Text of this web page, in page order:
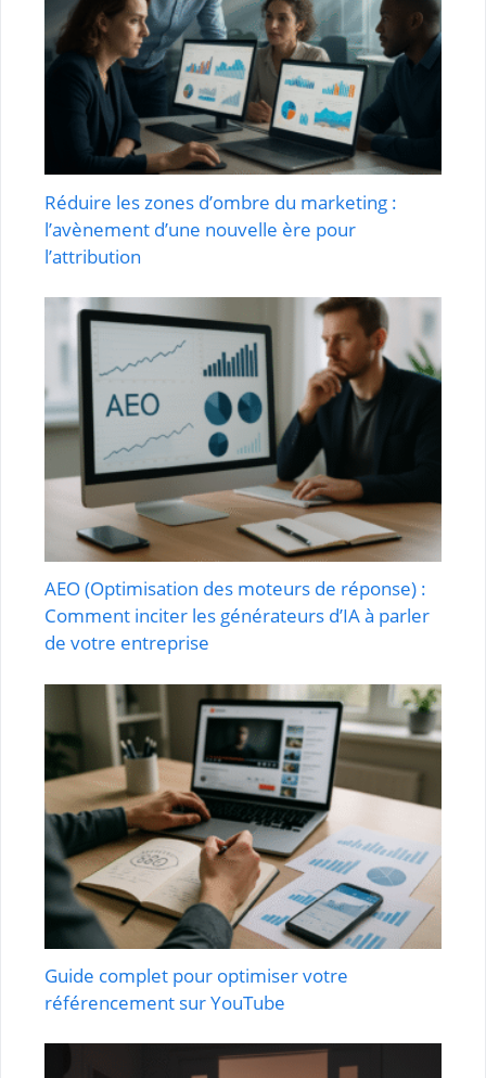
Réduire les zones d’ombre du marketing :
l’avènement d’une nouvelle ère pour
l’attribution
AEO (Optimisation des moteurs de réponse) :
Comment inciter les générateurs d’IA à parler
de votre entreprise
Guide complet pour optimiser votre
référencement sur YouTube